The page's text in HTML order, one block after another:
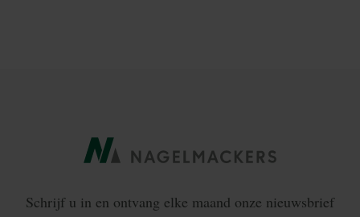
Schrijf u in en ontvang elke maand onze nieuwsbrief